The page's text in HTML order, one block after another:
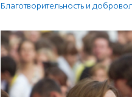
Благотвори­тель­ность и